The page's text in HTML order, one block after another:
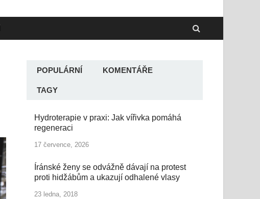
POPULÁRNÍ KOMENTÁŘE
TAGY
Hydroterapie v praxi: Jak vířivka pomáhá
regeneraci
17 července, 2026
Íránské ženy se odvážně dávají na protest
proti hidžábům a ukazují odhalené vlasy
23 ledna, 2018